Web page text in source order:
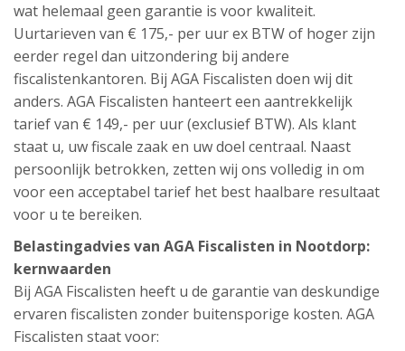
wat helemaal geen garantie is voor kwaliteit.
Uurtarieven van € 175,- per uur ex BTW of hoger zijn
eerder regel dan uitzondering bij andere
fiscalistenkantoren. Bij AGA Fiscalisten doen wij dit
anders. AGA Fiscalisten hanteert een aantrekkelijk
tarief van € 149,- per uur (exclusief BTW). Als klant
staat u, uw fiscale zaak en uw doel centraal. Naast
persoonlijk betrokken, zetten wij ons volledig in om
voor een acceptabel tarief het best haalbare resultaat
voor u te bereiken.
Belastingadvies van AGA Fiscalisten in Nootdorp:
kernwaarden
Bij AGA Fiscalisten heeft u de garantie van deskundige
ervaren fiscalisten zonder buitensporige kosten. AGA
Fiscalisten staat voor: